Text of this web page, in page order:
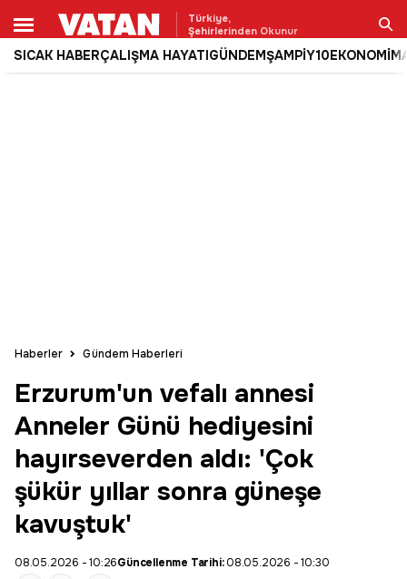
Türkiye,
Şehirlerinden Okunur
SICAK HABERÇALIŞMA HAYATIGÜNDEMŞAMPİY10EKONOMİ
Ara
Haberler Gündem Haberleri
Erzurum'un vefalı annesi
Anneler Günü hediyesini
hayırseverden aldı: 'Çok
şükür yıllar sonra güneşe
kavuştuk'
08.05.2026 - 10:26Güncellenme Tarihi:08.05.2026 - 10:30